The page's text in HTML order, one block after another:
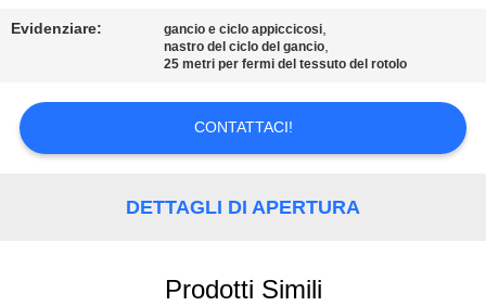
NOTIZIE
CHIEDI UN
PREVENTIVO
Evidenziare: gancio e ciclo appiccicosi,
nastro del ciclo del gancio,
25 metri per fermi del tessuto del rotolo
CONTATTACI!
DETTAGLI DI APERTURA
Prodotti Simili